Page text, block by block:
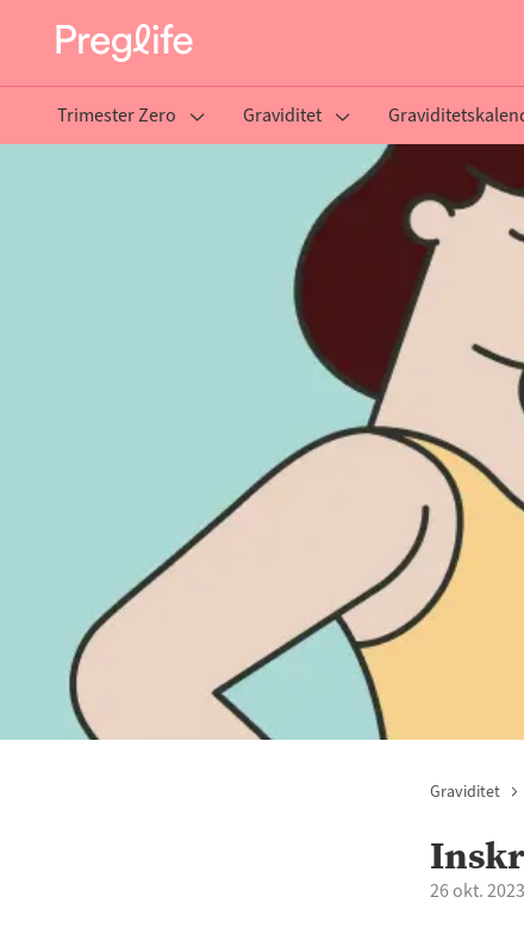
Trimester Zero Graviditet
Graviditet
26 okt. 2023